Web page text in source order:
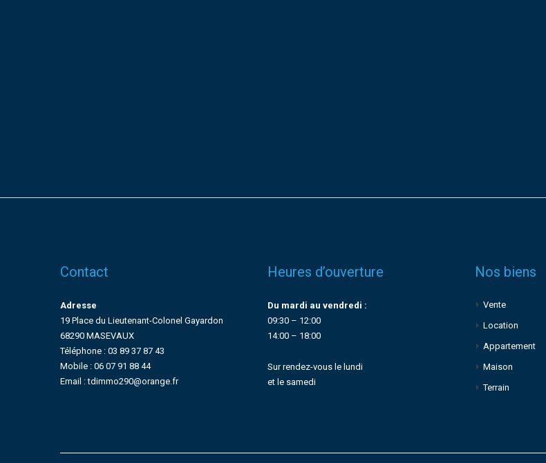
Contact
Adresse
19 Place du Lieutenant-Colonel Gayardon
68290 MASEVAUX
Téléphone : 03 89 37 87 43
Mobile : 06 07 91 88 44
Email : tdimmo290@orange.fr
Heures d’ouverture
Du mardi au vendredi :
09:30 – 12:00
14:00 – 18:00
Sur rendez-vous le lundi
et le samedi
Nos biens
Vente
Location
Appartement
Maison
Terrain